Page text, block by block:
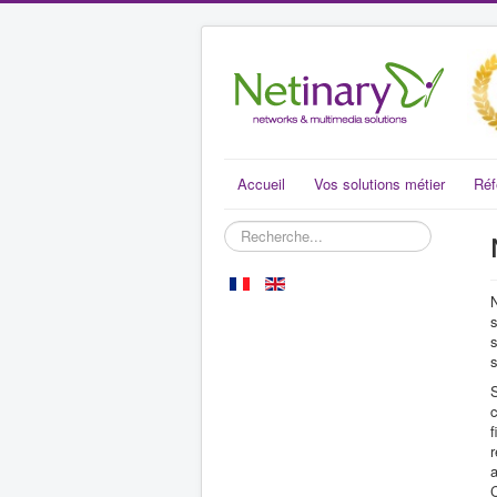
Accueil Vos solutions métier
Rechercher